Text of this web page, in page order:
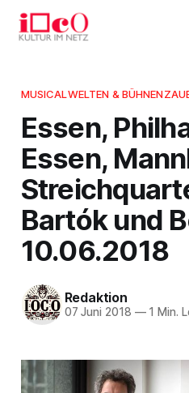
MUSICALWELTEN &
Essen,
Essen,
Bartók und
10.06.2018
Redaktion
07 Juni 2018 —1 Min.